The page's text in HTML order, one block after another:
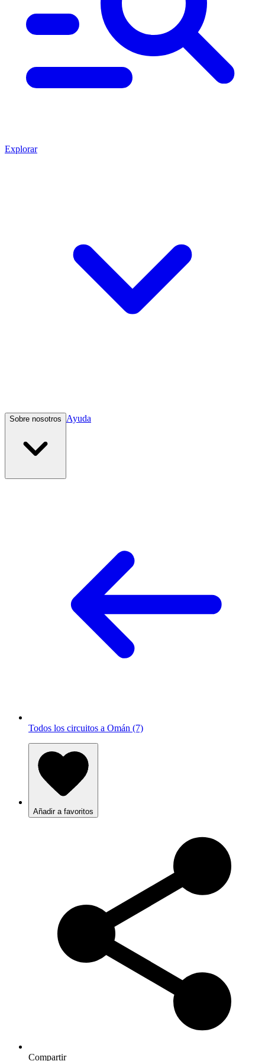
Explorar
Sobre nosotros Ayuda
Todos los circuitos a Omán (7)
Añadir a favoritos
Compartir